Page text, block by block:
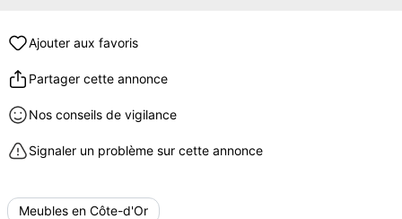
Ajouter aux favoris
Partager cette annonce
Nos conseils de vigilance
Signaler un problème sur cette annonce
Meubles en Côte-d'Or